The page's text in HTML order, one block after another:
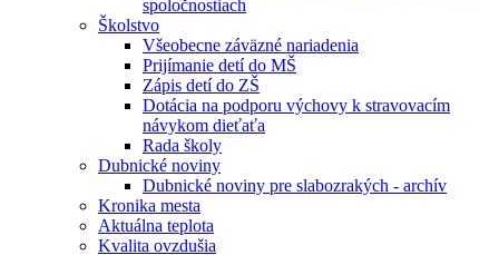
spoločnostiach
Školstvo
Všeobecne záväzné nariadenia
Prijímanie detí do MŠ
Zápis detí do ZŠ
Dotácia na podporu výchovy k stravovacím
návykom dieťaťa
Rada školy
Dubnické noviny
Dubnické noviny pre slabozrakých - archív
Kronika mesta
Aktuálna teplota
Kvalita ovzdušia